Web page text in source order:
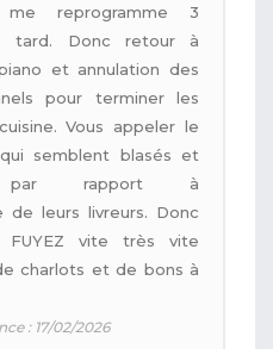
reprogramme 3
tard. Donc retour à
et annulation des
pour terminer les
Vous appeler le
semblent blasés et
par rapport à
de leurs livreurs. Donc
FUYEZ vite très vite
charlots et de bons à
: 17/02/2026